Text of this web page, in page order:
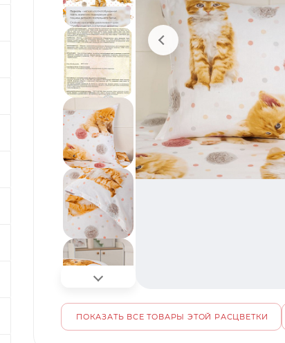
ПОКАЗАТЬ ВСЕ ТОВАРЫ ЭТОЙ РАСЦВЕТКИ